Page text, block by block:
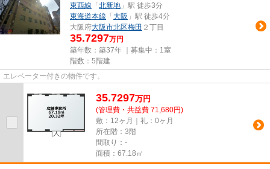
東西線 「 北新地 」駅 徒歩3分
東海道本線 「 大阪 」駅 徒歩4分
大阪府大阪市北区梅田 ２丁目
35.7297万円
築年数：築37年 ｜募集中： 1室
階数：5階建
エレベーター付きの物件です。
35.7297万円
(管理費・共益費 71,680円)
敷：12ヶ月｜礼：0ヶ月
所在階：3階
間取り：-
面積：67.18㎡